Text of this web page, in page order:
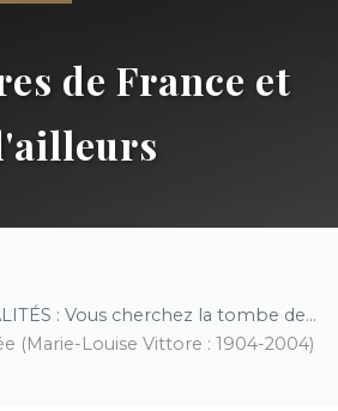
de France et
: Vous cherchez la tombe de...
(Marie-Louise Vittore : 1904-2004)